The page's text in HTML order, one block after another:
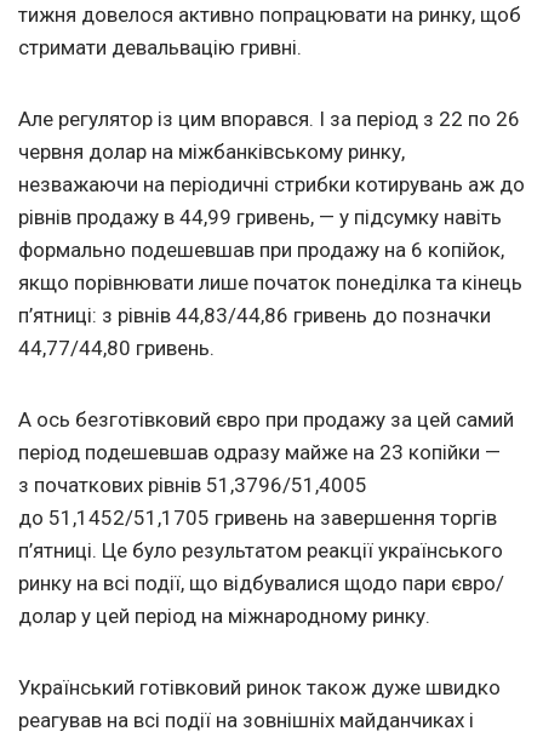
тижня довелося активно попрацювати на ринку, щоб
стримати девальвацію гривні.
Але регулятор із цим впорався. І за період з 22 по 26
червня долар на міжбанківському ринку,
незважаючи на періодичні стрибки котирувань аж до
рівнів продажу в 44,99 гривень, — у підсумку навіть
формально подешевшав при продажу на 6 копійок,
якщо порівнювати лише початок понеділка та кінець
п’ятниці: з рівнів 44,83/44,86 гривень до позначки
44,77/44,80 гривень.
А ось безготівковий євро при продажу за цей самий
період подешевшав одразу майже на 23 копійки —
з початкових рівнів 51,3796/51,4005
до 51,1452/51,1705 гривень на завершення торгів
п’ятниці. Це було результатом реакції українського
ринку на всі події, що відбувалися щодо пари євро/
долар у цей період на міжнародному ринку.
Український готівковий ринок також дуже швидко
реагував на всі події на зовнішніх майданчиках і